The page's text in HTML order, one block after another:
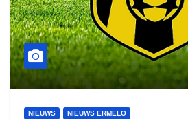
NIEUWS NIEUWS ERMELO